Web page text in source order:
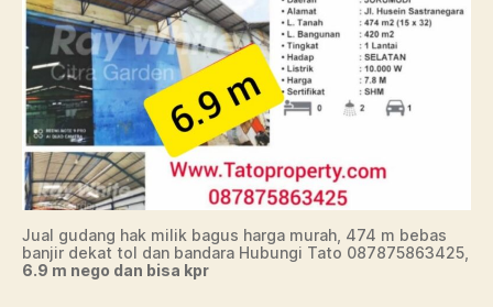
Jual gudang hak milik bagus harga murah, 474 m bebas
banjir dekat tol dan bandara Hubungi Tato 087875863425,
6.9 m nego dan bisa kpr